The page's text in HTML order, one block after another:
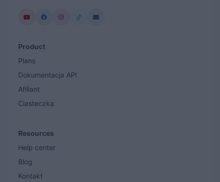
Product
Plans
Dokumentacja API
Afiliant
Ciasteczka
Resources
Help center
Blog
Kontakt